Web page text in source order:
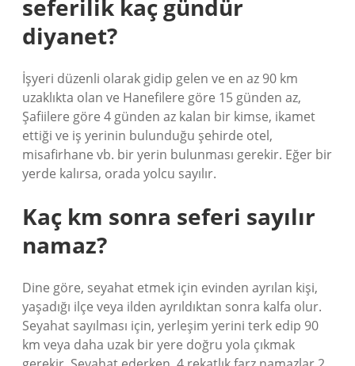
seferilik kaç gündür
diyanet?
İşyeri düzenli olarak gidip gelen ve en az 90 km
uzaklıkta olan ve Hanefilere göre 15 günden az,
Şafiilere göre 4 günden az kalan bir kimse, ikamet
ettiği ve iş yerinin bulunduğu şehirde otel,
misafirhane vb. bir yerin bulunması gerekir. Eğer bir
yerde kalırsa, orada yolcu sayılır.
Kaç km sonra seferi sayılır
namaz?
Dine göre, seyahat etmek için evinden ayrılan kişi,
yaşadığı ilçe veya ilden ayrıldıktan sonra kalfa olur.
Seyahat sayılması için, yerleşim yerini terk edip 90
km veya daha uzak bir yere doğru yola çıkmak